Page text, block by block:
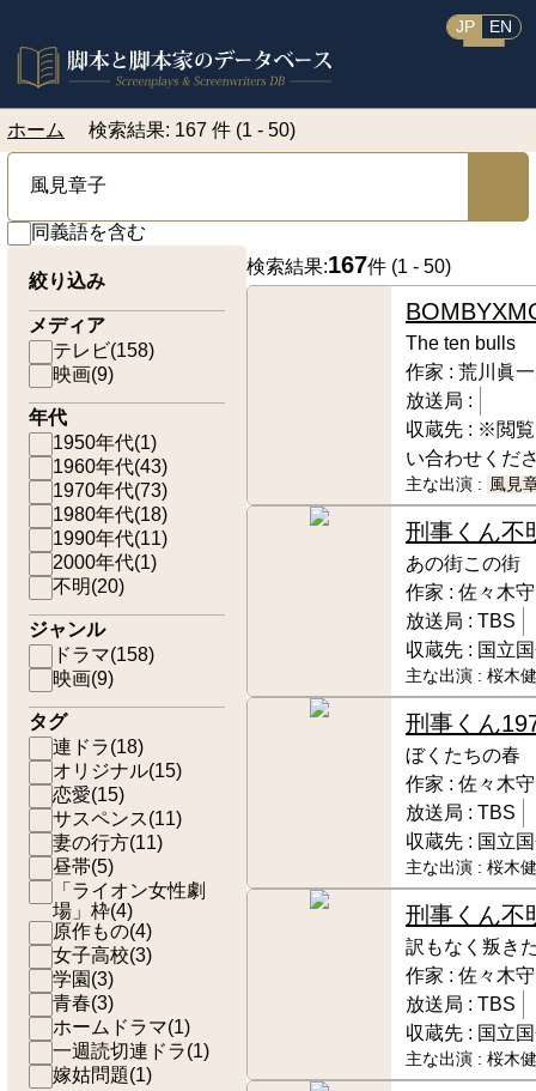
JP EN
ホーム 検索結果: 167 件 (1 - 50)
同義語を含む
絞り込み
メディア
テレビ(158)
映画(9)
年代
1950年代(1)
1960年代(43)
1970年代(73)
1980年代(18)
1990年代(11)
2000年代(1)
不明(20)
ジャンル
ドラマ(158)
映画(9)
タグ
連ドラ(18)
オリジナル(15)
恋愛(15)
サスペンス(11)
妻の行方(11)
昼帯(5)
「ライオン女性劇
場」枠(4)
原作もの(4)
女子高校(3)
学園 (3)
青春(3)
ホームドラマ(1)
一週読切連ドラ(1)
嫁姑問題(1)
検索結果:167件 (1 - 50)
The ten bulls
作家 : 荒川眞
放送局 :
収蔵先 : ※閲覧
い合わせくだ
主な出演 : 風見
刑事くん不
あの街この街
作家 : 佐々木守
放送局 : TBS
収蔵先 : 国立
主な出演 : 桜木
刑事くん
ぼくたちの春
作家 : 佐々木守
放送局 : TBS
収蔵先 : 国立
主な出演 : 桜木
刑事くん不
訳もなく叛き
作家 : 佐々木守
放送局 : TBS
収蔵先 : 国立
主な出演 : 桜木